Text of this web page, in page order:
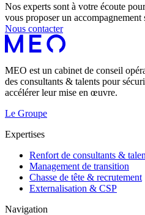
Nos experts sont à votre écoute
vous proposer un accompagnement
Nous contacter
MEO est un cabinet de conseil
des consultants & talents pour
accélérer leur mise en œuvre.
Le Groupe
Expertises
Renfort de consultants &
Management de transition
Chasse de tête & recrutement
Externalisation & CSP
Navigation